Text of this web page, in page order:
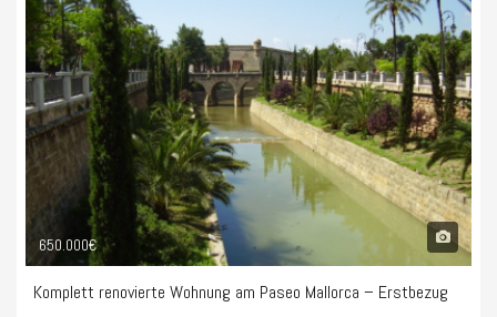
650.000€
Komplett renovierte Wohnung am Paseo Mallorca – Erstbezug